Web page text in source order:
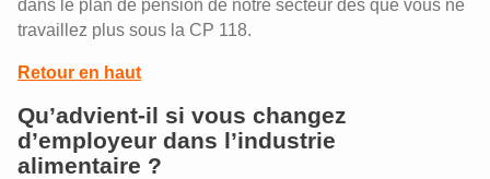
dans le plan de pension de notre secteur dès que vous ne
travaillez plus sous la CP 118.
Retour en haut
Qu’advient-il si vous changez
d’employeur dans l’industrie
alimentaire ?